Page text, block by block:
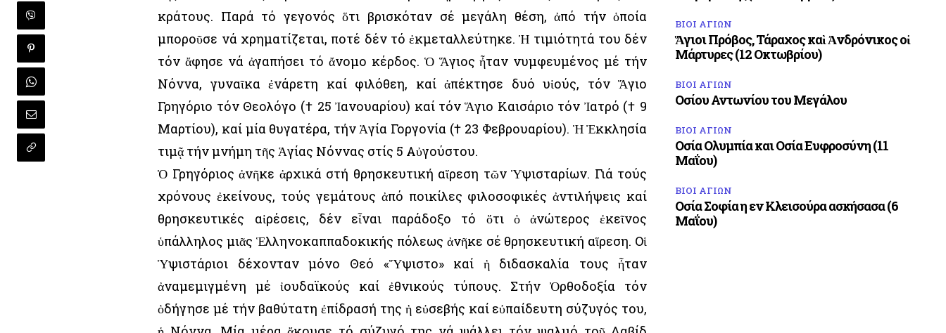
κράτους. Παρά τό γεγονός ὅτι βρισκόταν σέ μεγάλη θέση, ἀπό τήν ὁποία
μποροῦσε νά χρηματίζεται, ποτέ δέν τό ἐκμεταλλεύτηκε. Ἡ τιμιότητά του δέν
τόν ἄφησε νά ἀγαπήσει τό ἄνομο κέρδος. Ὁ Ἅγιος ἦταν νυμφευμένος μέ τήν
Νόννα, γυναῖκα ἐνάρετη καί φιλόθεη, καί ἀπέκτησε δυό υἱούς, τόν Ἅγιο
Γρηγόριο τόν Θεολόγο († 25 Ἰανουαρίου) καί τόν Ἅγιο Καισάριο τόν Ἰατρό († 9
Μαρτίου), καί μία θυγατέρα, τήν Ἁγία Γοργονία († 23 Φεβρουαρίου). Ἡ Ἐκκλησία
τιμᾷ τήν μνήμη τῆς Ἁγίας Νόννας στίς 5 Αὐγούστου.
Ὁ Γρηγόριος ἀνῆκε ἀρχικά στή θρησκευτική αἵρεση τῶν Ὑψισταρίων. Γιά τούς
χρόνους ἐκείνους, τούς γεμάτους ἀπό ποικίλες φιλοσοφικές ἀντιλήψεις καί
θρησκευτικές αἱρέσεις, δέν εἶναι παράδοξο τό ὅτι ὁ ἀνώτερος ἐκεῖνος
ὑπάλληλος μιᾶς Ἑλληνοκαππαδοκικής πόλεως ἀνῆκε σέ θρησκευτική αἵρεση. Οἱ
Ὑψιστάριοι δέχονταν μόνο Θεό «Ὕψιστο» καί ἡ διδασκαλία τους ἦταν
ἀναμεμιγμένη μέ ἰουδαϊκούς καί ἐθνικούς τύπους. Στήν Ὀρθοδοξία τόν
ὁδήγησε μέ τήν βαθύτατη ἐπίδρασή της ἡ εὐσεβής καί εὐπαίδευτη σύζυγός του,
ΒΙΟΙ ΑΓΙΩΝ
Ἅγιοι Πρόβος, Τάραχος καὶ Ἀνδρόνικος οἱ
Μάρτυρες (12 Οκτωβρίου)
ΒΙΟΙ ΑΓΙΩΝ
Οσίου Αντωνίου του Μεγάλου
ΒΙΟΙ ΑΓΙΩΝ
Οσία Ολυμπία και Οσία Ευφροσύνη (11
Μαΐου)
ΒΙΟΙ ΑΓΙΩΝ
Οσία Σοφία η εν Κλεισούρα ασκήσασα (6
Μαΐου)